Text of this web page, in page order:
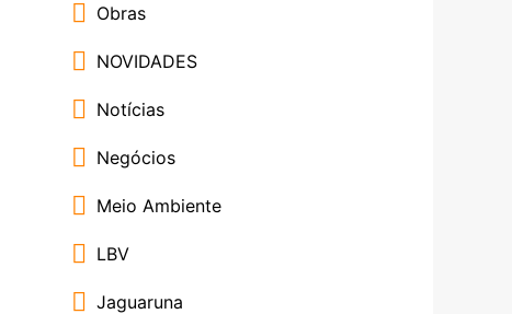
Obras
NOVIDADES
Notícias
Negócios
Meio Ambiente
LBV
Jaguaruna